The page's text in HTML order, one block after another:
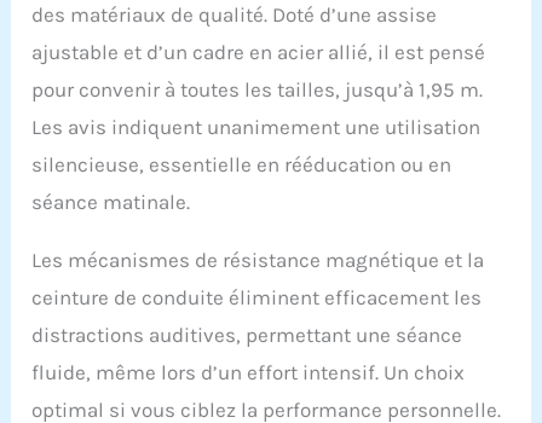
des matériaux de qualité. Doté d’une assise
ajustable et d’un cadre en acier allié, il est pensé
pour convenir à toutes les tailles, jusqu’à 1,95 m.
Les avis indiquent unanimement une utilisation
silencieuse, essentielle en rééducation ou en
séance matinale.
Les mécanismes de résistance magnétique et la
ceinture de conduite éliminent efficacement les
distractions auditives, permettant une séance
fluide, même lors d’un effort intensif. Un choix
optimal si vous ciblez la performance personnelle.